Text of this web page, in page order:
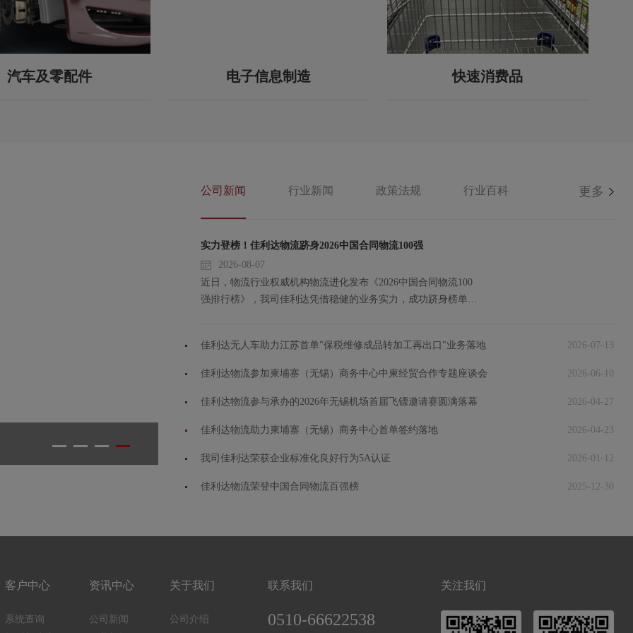
汽车及零配件 电子信息制造 快速消费品
公司新闻 更多
行业新闻 政策法规 行业百科
实力登榜！佳利达物流跻身2026中国合同物流100强
2026-08-07
近日，物流行业权威机构物流进化发布《2026中国合同物流100
强排行榜》，我司佳利达凭借稳健的业务实力，成功跻身榜单第
2026-07-13
佳利达无人车助力江苏首单"保税维修成品转加工再出口"业务落地
2026-06-10
佳利达物流参加柬埔寨（无锡）商务中心中柬经贸合作专题座谈会
2026-04-27
佳利达物流参与承办的2026年无锡机场首届飞镖邀请赛圆满落幕
2026-04-23
佳利达物流助力柬埔寨（无锡）商务中心首单签约落地
2026-01-12
我司佳利达荣获企业标准化良好行为5A认证
2025-12-30
佳利达物流荣登中国合同物流百强榜
客户中心
系统查询
资讯中心
公司新闻
关于我们
公司介绍
联系我们
0510-66622538
关注我们